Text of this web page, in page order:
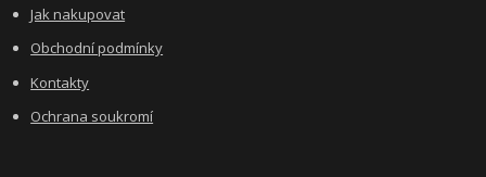
Jak nakupovat
Obchodní podmínky
Kontakty
Ochrana soukromí